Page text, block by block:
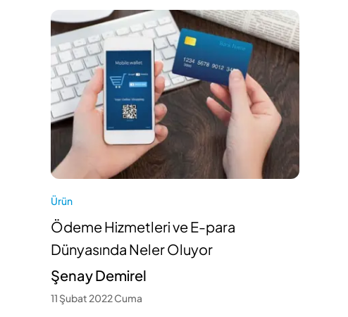
Ürün
Ödeme Hizmetleri ve E-para
Dünyasında Neler Oluyor
Şenay Demirel
11 Şubat 2022 Cuma